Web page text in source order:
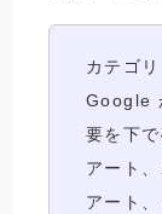
カテゴリ
Google
要を下で
アート
アート